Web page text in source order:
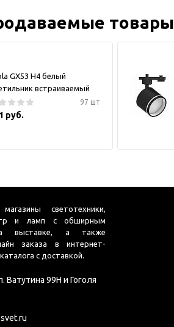
товары
GX53 H4 белый
встраиваемый
97 шт
руб.
светотехники,
и ламп с обширным
выставке, а также
заказа в интернет-
с доставкой.
Ватутина 99Н и Гоголя